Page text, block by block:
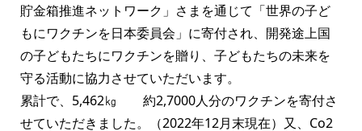
貯金箱推進ネットワーク」さまを通じて「世界の子ど
もにワクチンを日本委員会」に寄付され、開発途上国
の子どもたちにワクチンを贈り、子どもたちの未来を
守る活動に協力させていただいます。
累計で、5,462㎏ 約2,7000人分のワクチンを寄付さ
せていただきました。（2022年12月末現在）又、Co2